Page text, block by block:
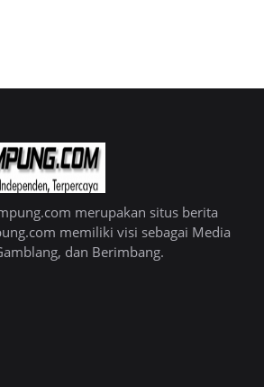
merupakan situs berita
memiliki visi sebagai Media
dan Berimbang.